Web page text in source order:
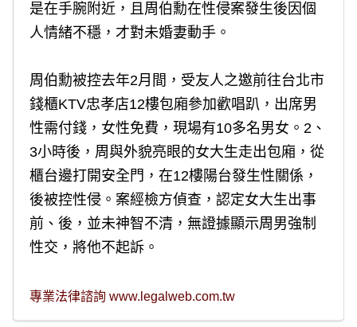
是在手腕附近，且周伯勳在性侵案發生後因個
人情緒不穩，才對未婚妻動手。
周伯勳被控去年2月間，受友人之邀前往台北市
錢櫃KTV忠孝店12樓包廂參加歡唱趴，出席男
性需付錢，女性免費，現場有10多名男女。2、
3小時後，周與外貌亮眼的女大生走出包廂，從
櫃台邊打開安全門，在12樓陽台發生性關係，
後被控性侵。案經檢方偵查，認定女大生出事
前、後，並未神智不清，無證據顯示周男強制
性交，將他不起訴。
專業法律諮詢www.legalweb.com.tw